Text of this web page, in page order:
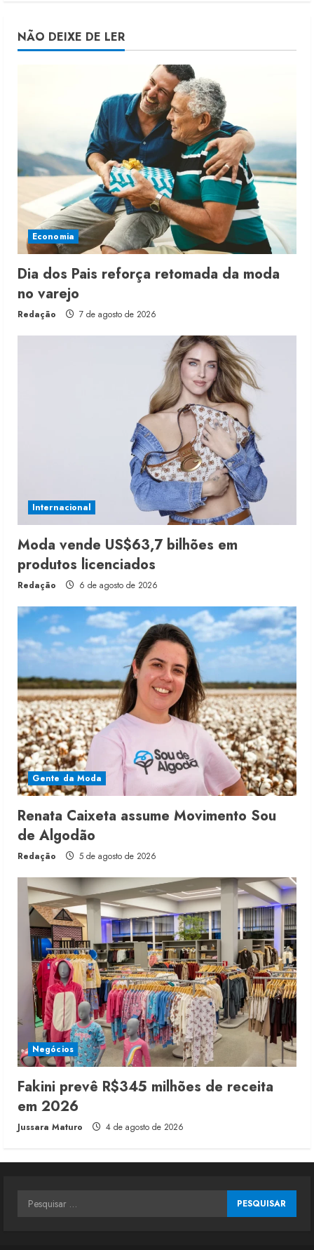
NÃO DEIXE DE LER
Economia
Dia dos Pais reforça retomada da moda
no varejo
Redação 7 de agosto de 2026
Internacional
Moda vende US$63,7 bilhões em
produtos licenciados
Redação 6 de agosto de 2026
Gente da Moda
Renata Caixeta assume Movimento Sou
de Algodão
Redação 5 de agosto de 2026
Negócios
Fakini prevê R$345 milhões de receita
em 2026
Jussara Maturo 4 de agosto de 2026
Pesquisar